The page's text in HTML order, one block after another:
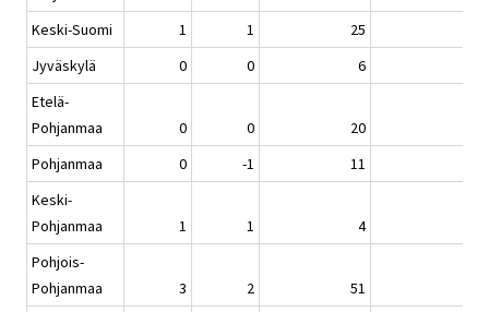
Keski-Suomi
1 1 25
Jyväskylä
0 0 6
Etelä-
Pohjanmaa
0 0 20
Pohjanmaa
0 -1 11
Keski-
Pohjanmaa
1 1 4
Pohjois-
Pohjanmaa
3 2 51